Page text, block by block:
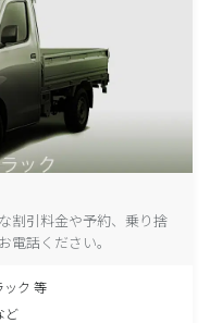
割引料金や予約、乗り捨
話ください。
ック 等
ど